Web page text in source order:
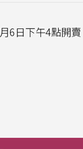
6日下午4點開